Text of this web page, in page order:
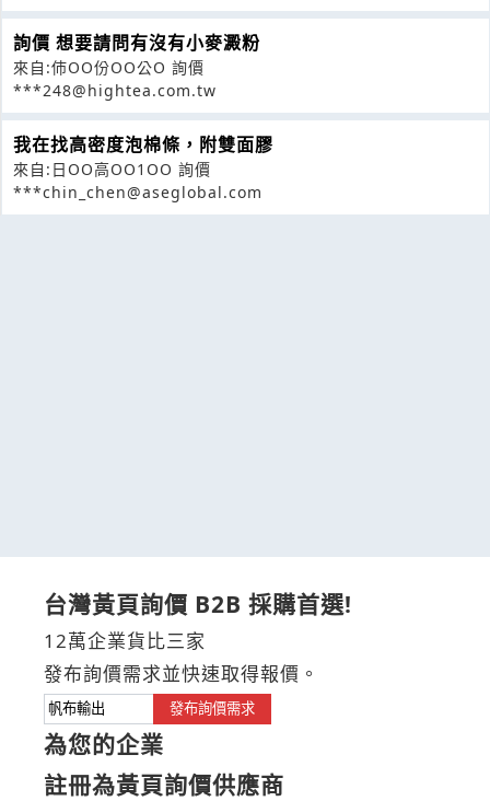
詢價 想要請問有沒有小麥澱粉
來自:伂OO份OO公O 詢價
***248@hightea.com.tw
我在找高密度泡棉條，附雙面膠
來自:日OO高OO1OO 詢價
***chin_chen@aseglobal.com
台灣黃頁詢價 B2B 採購首選!
12萬企業貨比三家
發布詢價需求並快速取得報價。
發布詢價需求
為您的企業
註冊為黃頁詢價供應商